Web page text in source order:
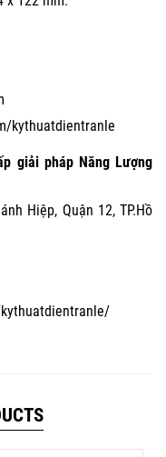
kythuatdientranle
giải pháp Năng Lượng
Hiệp, Quận 12, TP.Hồ